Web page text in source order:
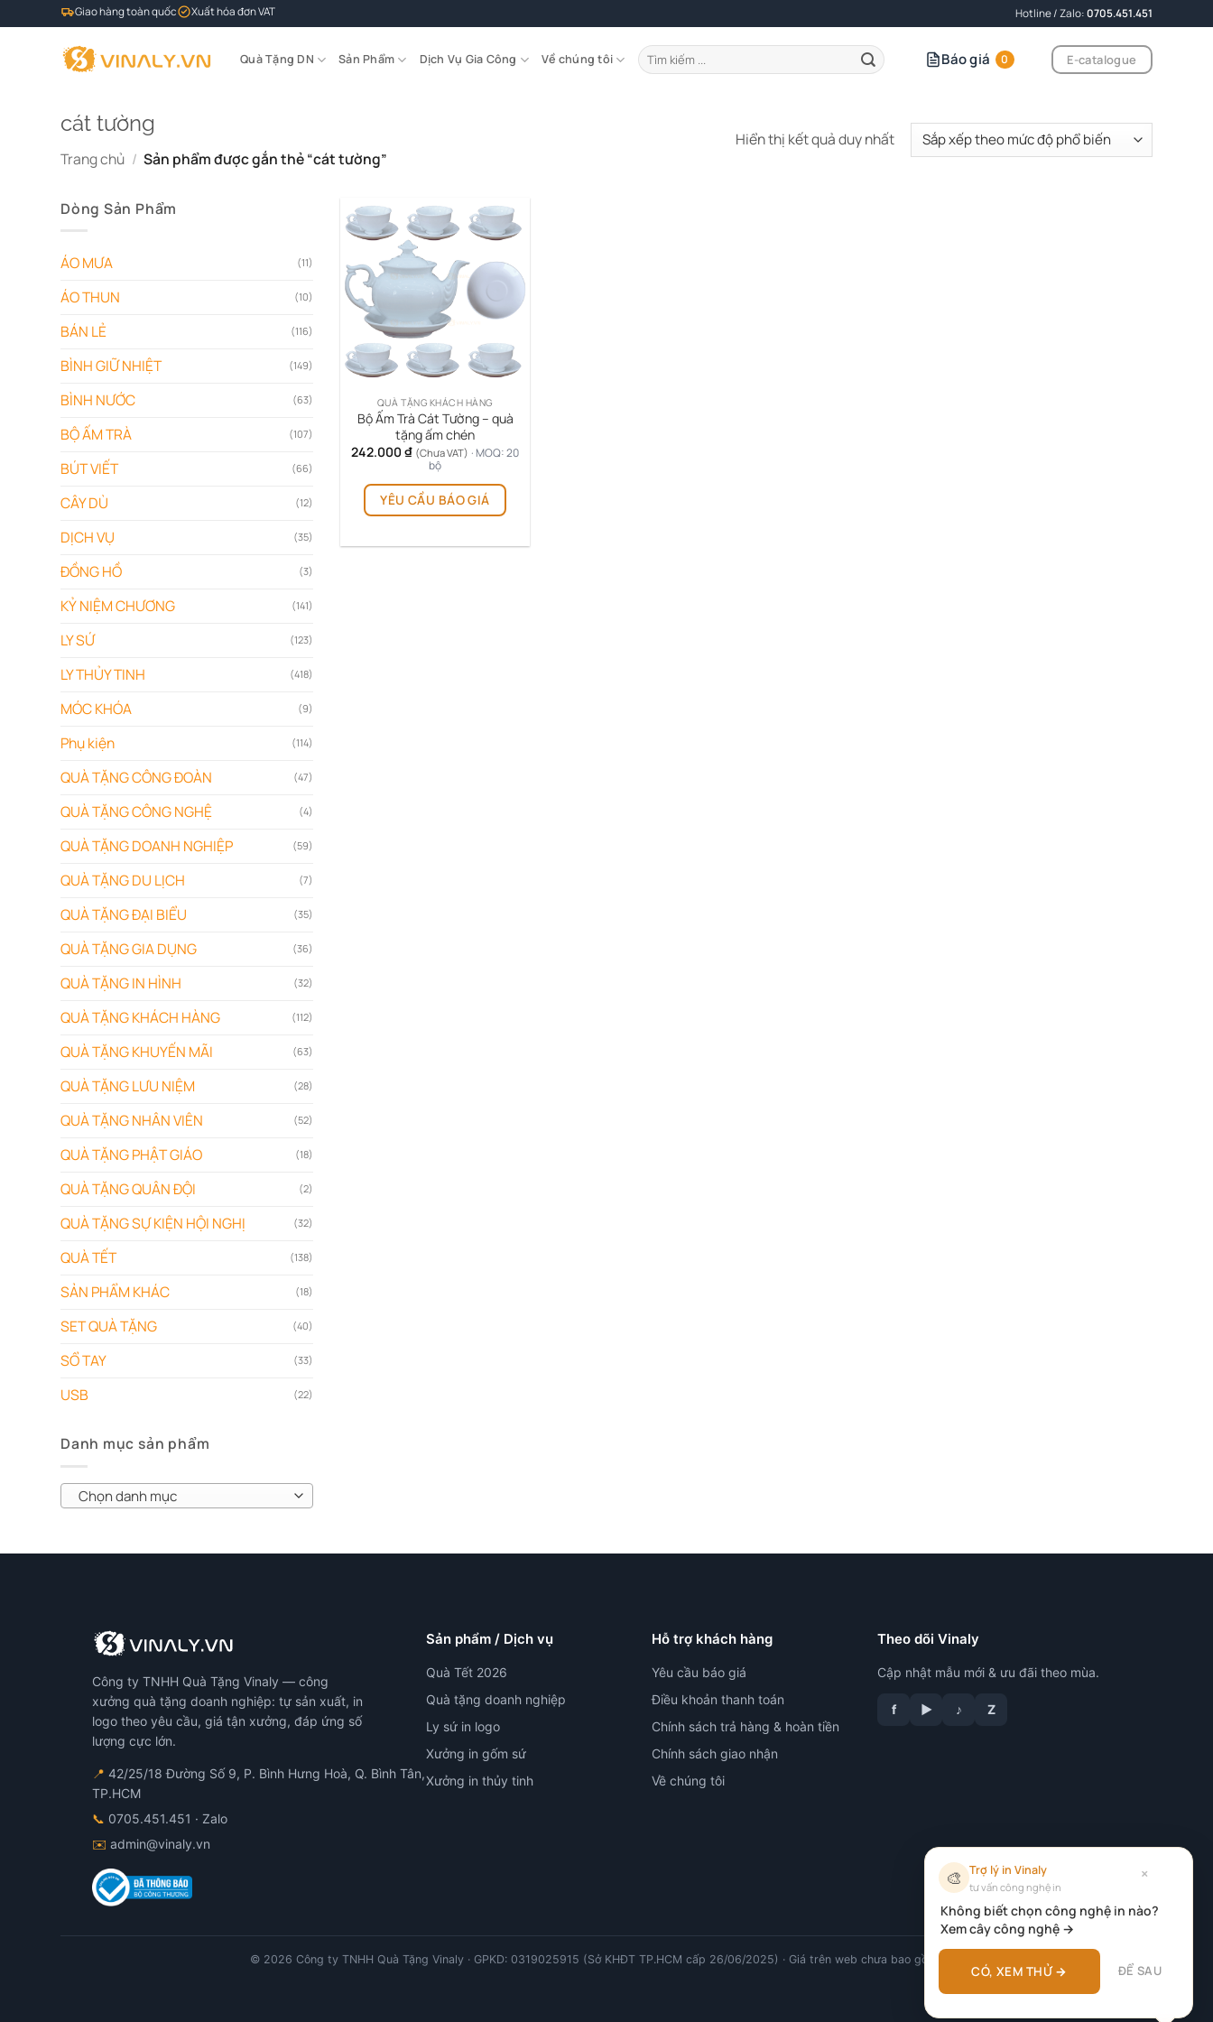
qua
Giao hàng toàn quốc Xuất hóa đơn VAT Hotline / Zalo:0705.451.451
Quà Tặng DN Sản Phẩm Dịch Vụ Gia Công Về chúng tôi
Tìm
kiếm:
Báo giá 0 E-catalogue
cát tường
Trang chủ / Sản phẩm được gắn thẻ “cát tường”
Hiển thị kết quả duy nhất
Dòng Sản Phẩm
ÁO MƯA (11)
ÁO THUN (10)
BÁN LẺ (116)
BÌNH GIỮ NHIỆT (149)
BÌNH NƯỚC (63)
BỘ ẤM TRÀ (107)
BÚT VIẾT (66)
CÂY DÙ (12)
DỊCH VỤ (35)
ĐỒNG HỒ (3)
KỶ NIỆM CHƯƠNG (141)
LY SỨ (123)
LY THỦY TINH (418)
MÓC KHÓA (9)
Phụ kiện (114)
QUÀ TẶNG CÔNG ĐOÀN (47)
QUÀ TẶNG CÔNG NGHỆ (4)
QUÀ TẶNG DOANH NGHIỆP (59)
QUÀ TẶNG DU LỊCH (7)
QUÀ TẶNG ĐẠI BIỂU (35)
QUÀ TẶNG GIA DỤNG (36)
QUÀ TẶNG IN HÌNH (32)
QUÀ TẶNG KHÁCH HÀNG (112)
QUÀ TẶNG KHUYẾN MÃI (63)
QUÀ TẶNG LƯU NIỆM (28)
QUÀ TẶNG NHÂN VIÊN (52)
QUÀ TẶNG PHẬT GIÁO (18)
QUÀ TẶNG QUÂN ĐỘI (2)
QUÀ TẶNG SỰ KIỆN HỘI NGHỊ (32)
QUÀ TẾT (138)
SẢN PHẨM KHÁC (18)
SET QUÀ TẶNG (40)
SỔ TAY (33)
USB (22)
Danh mục sản phẩm
Chọn danh mục
QUÀ TẶNG KHÁCH HÀNG
Bộ Ấm Trà Cát Tường – quà
tặng ấm chén
242.000 ₫ (Chưa VAT) · MOQ: 20
bộ
YÊU CẦU BÁO GIÁ
Công ty TNHH Quà Tặng Vinaly — công
xưởng quà tặng doanh nghiệp: tự sản xuất, in
logo theo yêu cầu, giá tận xưởng, đáp ứng số
lượng cực lớn.
📍 42/25/18 Đường Số 9, P. Bình Hưng Hoà, Q. Bình Tân,
TP.HCM
📞 0705.451.451 · Zalo
✉️ admin@vinaly.vn
Sản phẩm / Dịch vụ
Quà Tết 2026
Quà tặng doanh nghiệp
Ly sứ in logo
Xưởng in gốm sứ
Xưởng in thủy tinh
Hỗ trợ khách hàng
Yêu cầu báo giá
Điều khoản thanh toán
Chính sách trả hàng & hoàn tiền
Chính sách giao nhận
Về chúng tôi
Theo dõi Vinaly
Cập nhật mẫu mới & ưu đãi theo mùa.
f ▶ ♪ Z
© 2026 Công ty TNHH Quà Tặng Vinaly · GPKD: 0319025915 (Sở KHĐT TP.HCM cấp 26/06/2025) · Giá trên web chưa bao gồm VAT.
×
🎨 Trợ lý in Vinaly
tư vấn công nghệ in
Không biết chọn công nghệ in nào?
Xem cây công nghệ →
CÓ, XEM THỬ → ĐỂ SAU